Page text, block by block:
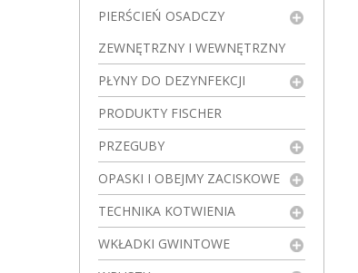
PIERŚCIEŃ OSADCZY
ZEWNĘTRZNY I WEWNĘTRZNY
PŁYNY DO DEZYNFEKCJI
PRODUKTY FISCHER
PRZEGUBY
OPASKI I OBEJMY ZACISKOWE
TECHNIKA KOTWIENIA
WKŁADKI GWINTOWE